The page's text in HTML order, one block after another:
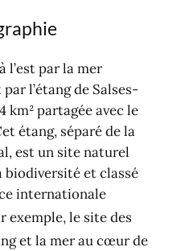
l’est par la mer
l’étang de Salses-
km² partagée avec le
étang, séparé de la
est un site naturel
biodiversité et classé
internationale
exemple, le site des
et la mer au cœur de